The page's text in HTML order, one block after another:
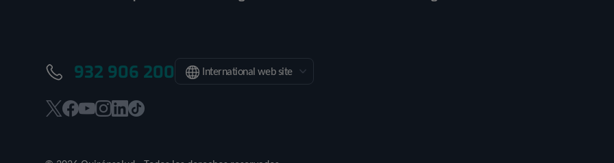
932 906 200 International web site
se se se se
una